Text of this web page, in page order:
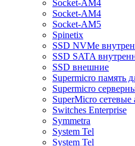
Socket-AM4
Socket-AM4
Socket-AM5
Spinetix
SSD NVMe
SSD SATA
SSD внешние
Supermicro память
Supermicro
SuperMicro сетевые
Switches Enterprise
Symmetra
System Tel
System Tel